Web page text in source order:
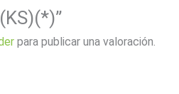
para publicar una valoración.